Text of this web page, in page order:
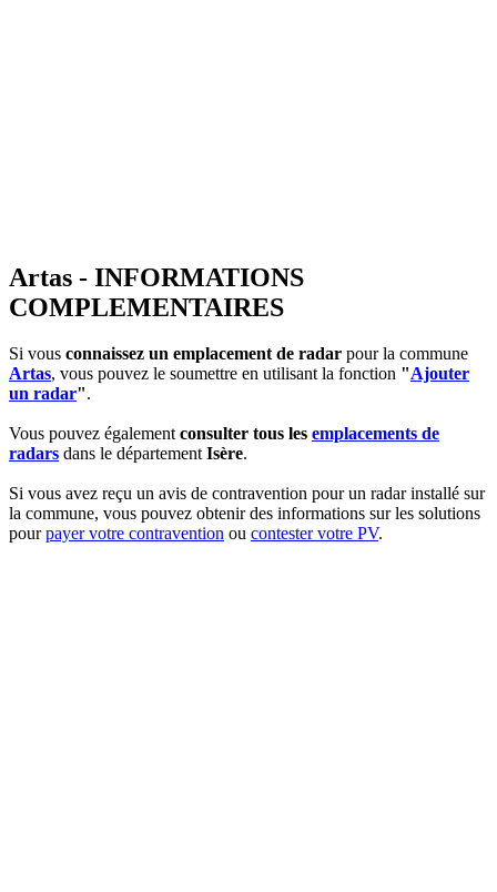
Artas - INFORMATIONS
COMPLEMENTAIRES
Si vous connaissez un emplacement de radar pour la commune
Artas, vous pouvez le soumettre en utilisant la fonction "Ajouter
un radar".
Vous pouvez égalementconsulter tous les emplacements de
radars dans le départementIsère.
Si vous avez reçu un avis de contravention pour un radar installé sur
la commune, vous pouvez obtenir des informations sur les solutions
pourpayer votre contravention ou contester votre PV.